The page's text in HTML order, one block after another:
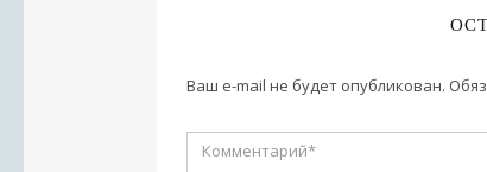
Ваш e-mail не будет опубликован.